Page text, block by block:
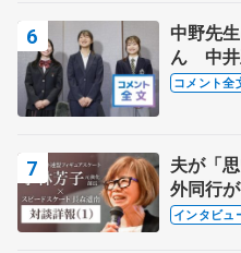
中野先
ん 中井
ャンプ
コメント全
夫が「
外同行
クでは
インタビュ